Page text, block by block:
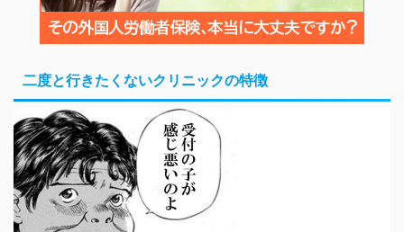
二度と行きたくないクリニックの特徴